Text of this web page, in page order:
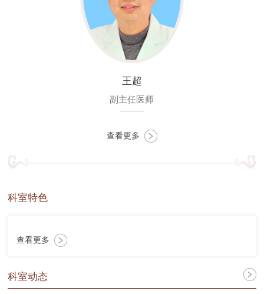
王超
副主任医师
查看更多
科室特色
查看更多
科室动态